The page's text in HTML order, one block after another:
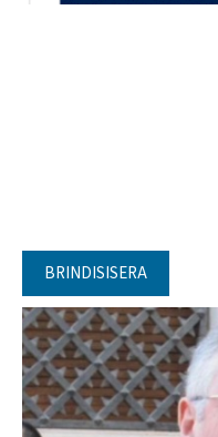
BRINDISISERA